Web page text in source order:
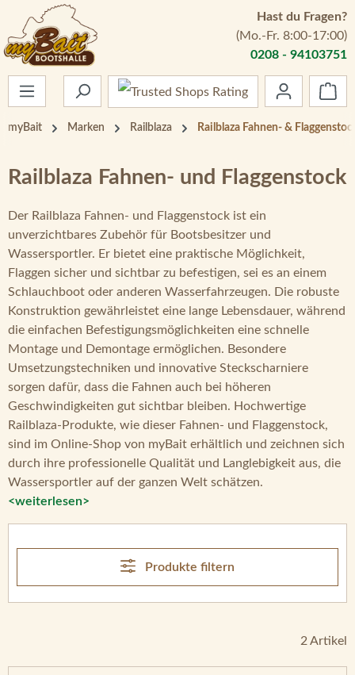
Zum Hauptinhalt springen
Hast du Fragen?
(Mo.-Fr. 8:00-17:00)
0208 - 94103751
myBait Marken Railblaza Railblaza Fahnen- &
Railblaza Fahnen- und Flaggenstock
Der Railblaza Fahnen- und Flaggenstock ist ein
unverzichtbares Zubehör für Bootsbesitzer und
Wassersportler. Er bietet eine praktische Möglichkeit,
Flaggen sicher und sichtbar zu befestigen, sei es an einem
Schlauchboot oder anderen Wasserfahrzeugen. Die robuste
Konstruktion gewährleistet eine lange Lebensdauer, während
die einfachen Befestigungsmöglichkeiten eine schnelle
Montage und Demontage ermöglichen. Besondere
Umsetzungstechniken und innovative Steckscharniere
sorgen dafür, dass die Fahnen auch bei höheren
Geschwindigkeiten gut sichtbar bleiben. Hochwertige
Railblaza-Produkte, wie dieser Fahnen- und Flaggenstock,
sind im Online-Shop von myBait erhältlich und zeichnen sich
durch ihre professionelle Qualität und Langlebigkeit aus, die
Wassersportler auf der ganzen Welt schätzen.
<weiterlesen>
Produkte filtern
2 Artikel